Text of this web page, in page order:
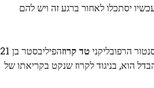
יסתכלו לאחור ברגע זה ויש להם
הרפובליקני טד קרוז
הפיליבסטר בן 21
ההבדל הוא, בניגוד לקרוז שנקט בקריאתו של